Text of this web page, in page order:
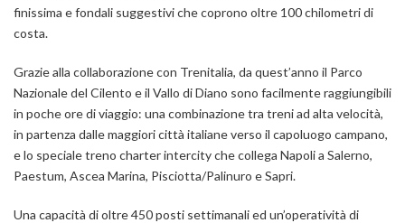
finissima e fondali suggestivi che coprono oltre 100 chilometri di
costa.
Grazie alla collaborazione con Trenitalia, da quest’anno il Parco
Nazionale del Cilento e il Vallo di Diano sono facilmente raggiungibili
in poche ore di viaggio: una combinazione tra treni ad alta velocità,
in partenza dalle maggiori città italiane verso il capoluogo campano,
e lo speciale treno charter intercity che collega Napoli a Salerno,
Paestum, Ascea Marina, Pisciotta/Palinuro e Sapri.
Una capacità di oltre 450 posti settimanali ed un’operatività di